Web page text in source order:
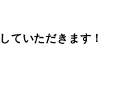
ていただきます！